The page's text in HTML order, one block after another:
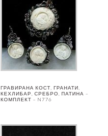
ГРАВИРАНА КОСТ, ГРАНАТИ,
КЕХЛИБАР, СРЕБРО, ПАТИНА –
КОМПЛЕКТ – N776